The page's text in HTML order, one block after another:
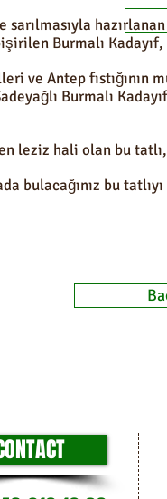
Burmalı
ve Antep
Burmalı
leziz hali olan bu
bulacağınız bu